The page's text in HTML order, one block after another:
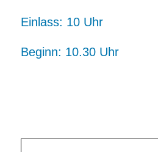
Einlass: 10 Uhr
Beginn: 10.30 Uhr